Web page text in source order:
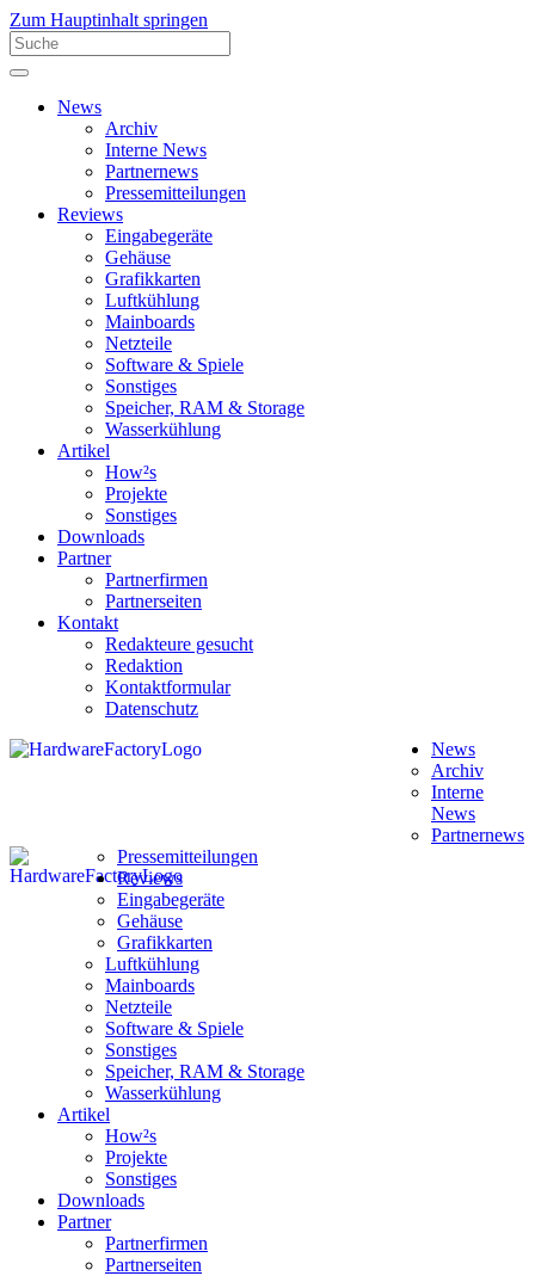
Zum Hauptinhalt springen
News
Archiv
Interne News
Partnernews
Pressemitteilungen
Reviews
Eingabegeräte
Gehäuse
Grafikkarten
Luftkühlung
Mainboards
Netzteile
Software & Spiele
Sonstiges
Speicher, RAM & Storage
Wasserkühlung
Artikel
How²s
Projekte
Sonstiges
Downloads
Partner
Partnerfirmen
Partnerseiten
Kontakt
Redakteure gesucht
Redaktion
Kontaktformular
Datenschutz
News
Archiv
Interne
News
Partnernews
Pressemitteilungen
Reviews
Eingabegeräte
Gehäuse
Grafikkarten
Luftkühlung
Mainboards
Netzteile
Software & Spiele
Sonstiges
Speicher, RAM & Storage
Wasserkühlung
Artikel
How²s
Projekte
Sonstiges
Downloads
Partner
Partnerfirmen
Partnerseiten